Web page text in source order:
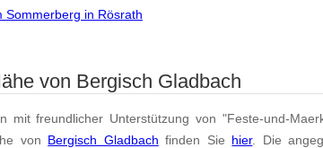
Sommerberg in Rösrath
von Bergisch Gladbach
mit freundlicher Unterstützung von "Feste-und-
von Bergisch Gladbach finden Sie hier. Die